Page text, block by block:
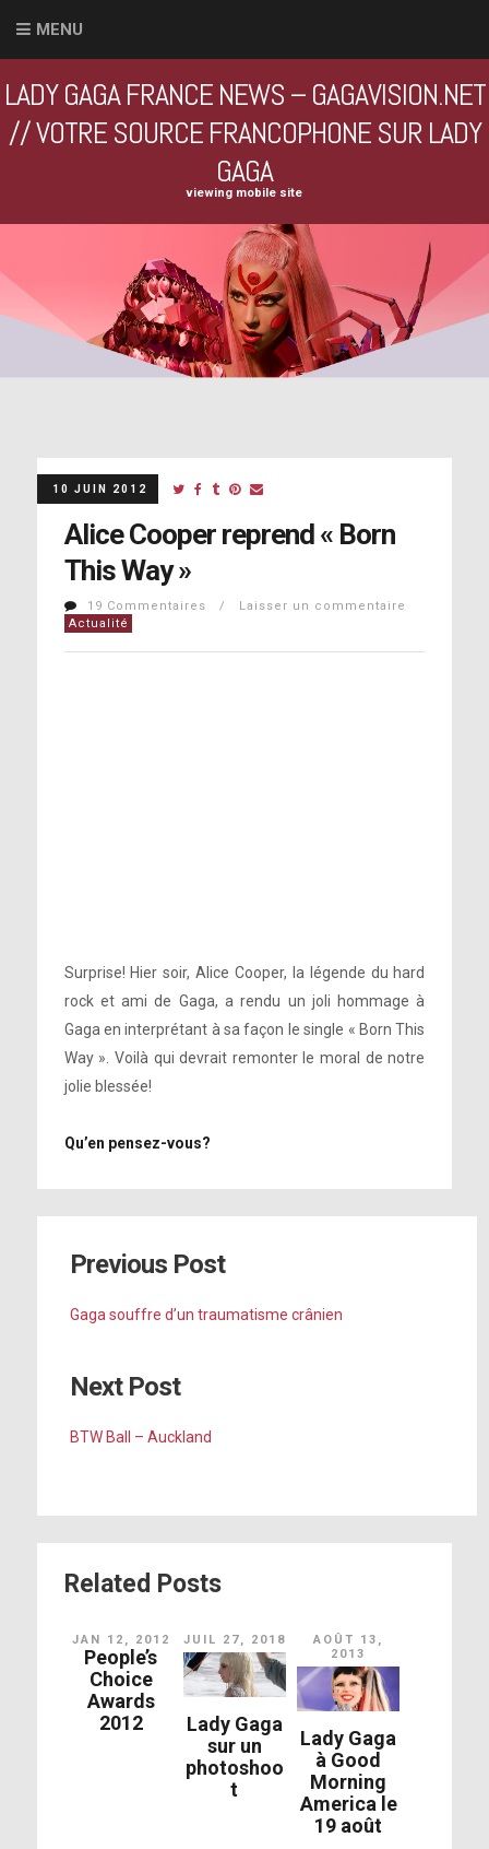
MENU
LADY GAGA FRANCE NEWS – GAGAVISION.NET
// VOTRE SOURCE FRANCOPHONE SUR LADY
GAGA
viewing mobile site
10 JUIN 2012
Alice Cooper reprend « Born
This Way »
19 Commentaires / Laisser un commentaire
Actualité
Surprise! Hier soir, Alice Cooper, la légende du hard
rock et ami de Gaga, a rendu un joli hommage à
Gaga en interprétant à sa façon le single « Born This
Way ». Voilà qui devrait remonter le moral de notre
jolie blessée!
Qu’en pensez-vous?
Previous Post
Gaga souffre d’un traumatisme crânien
Next Post
BTW Ball – Auckland
Related Posts
JAN 12, 2012
People’s
Choice
Awards
2012
JUIL 27, 2018
Lady Gaga
sur un
photoshoo
t
AOÛT 13,
2013
Lady Gaga
à Good
Morning
America le
19 août